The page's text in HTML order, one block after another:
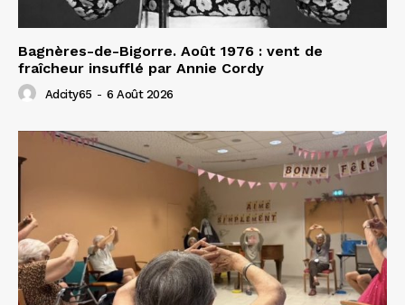
Bagnères-de-Bigorre. Août 1976 : vent de
fraîcheur insufflé par Annie Cordy
Adcity65 - 6 Août 2026